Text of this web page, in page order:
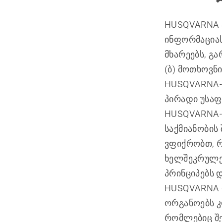
მხარეებს,
(ბ)
პირადი
ვფიქრობთ,
პრინციპებს
ორგანოებს
რომლებიც